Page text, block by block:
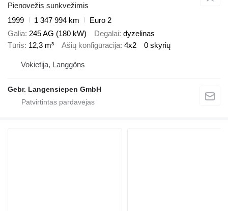
Pienovežis sunkvežimis
1999
1 347 994 km
Euro 2
Galia 245 AG (180 kW) Degalai dyzelinas
Tūris 12,3 m³ Ašių konfigūracija 4x2 0 skyrių
Vokietija, Langgöns
Gebr. Langensiepen GmbH